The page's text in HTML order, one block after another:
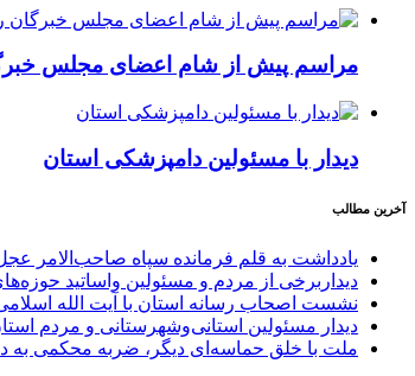
مراسم پیش از شام اعضای مجلس
دیدار با مسئولین دامپزشکی استان
آخرین مطالب
یادداشت به قلم فرمانده سپاه صاحب‌الامر
دیداربرخی از مردم و مسئولین واساتید
نشست اصحاب رسانه استان با آیت الله
دیدار مسئولین استانی‌وشهرستانی و مردم‌
ملت با خلق حماسه‌ای دیگر، ضربه محکمی به